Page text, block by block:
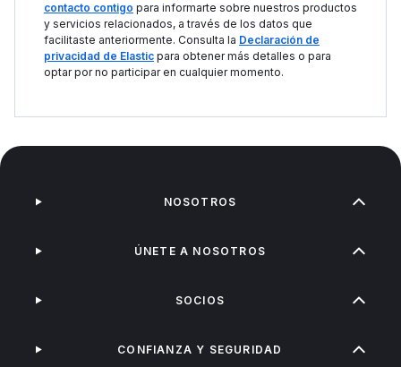
contacto contigo para informarte sobre nuestros productos
y servicios relacionados, a través de los datos que
facilitaste anteriormente. Consulta la Declaración de
privacidad de Elastic para obtener más detalles o para
optar por no participar en cualquier momento.
NOSOTROS
ÚNETE A NOSOTROS
SOCIOS
CONFIANZA Y SEGURIDAD